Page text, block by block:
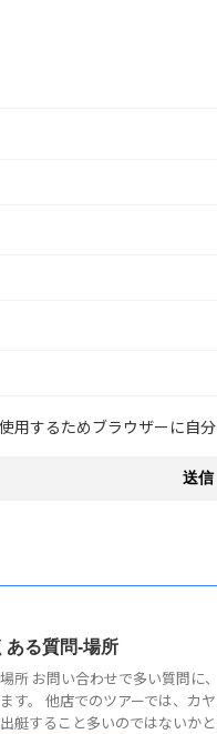
用するためブラウザーに自
ある質問-場所
所 お問い合わせで多い質問に
す。 他店でのツアーでは、カ
艇すること多いのではないかと